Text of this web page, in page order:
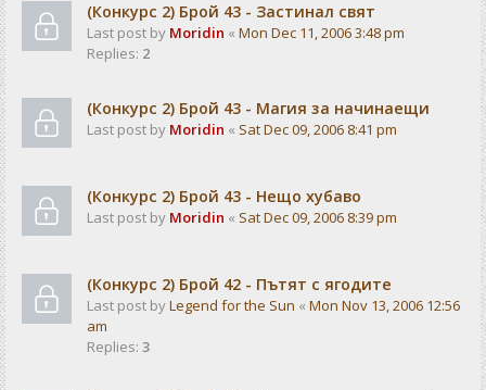
(Конкурс 2) Брой 43 - Застинал свят
Last post by Moridin « Mon Dec 11, 2006 3:48 pm
Replies: 2
(Конкурс 2) Брой 43 - Магия за начинаещи
Last post by Moridin « Sat Dec 09, 2006 8:41 pm
(Конкурс 2) Брой 43 - Нещо хубаво
Last post by Moridin « Sat Dec 09, 2006 8:39 pm
(Конкурс 2) Брой 42 - Пътят с ягодите
Last post byLegend for the Sun « Mon Nov 13, 2006 12:56
am
Replies: 3